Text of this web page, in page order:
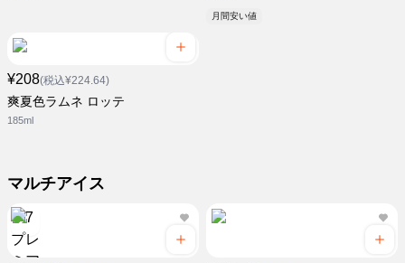
月間安い値
¥208(税込¥224.64)
爽夏色ラムネ ロッテ
185ml
マルチアイス